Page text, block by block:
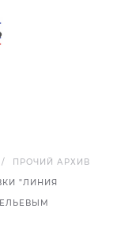
ПРОЧИЙ АРХИВ
"ЛИНИЯ